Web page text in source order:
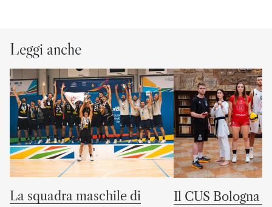
Leggi anche
La squadra maschile di
Il CUS Bologna